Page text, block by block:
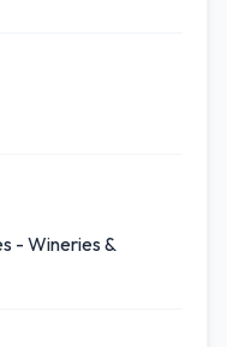
- Wineries &